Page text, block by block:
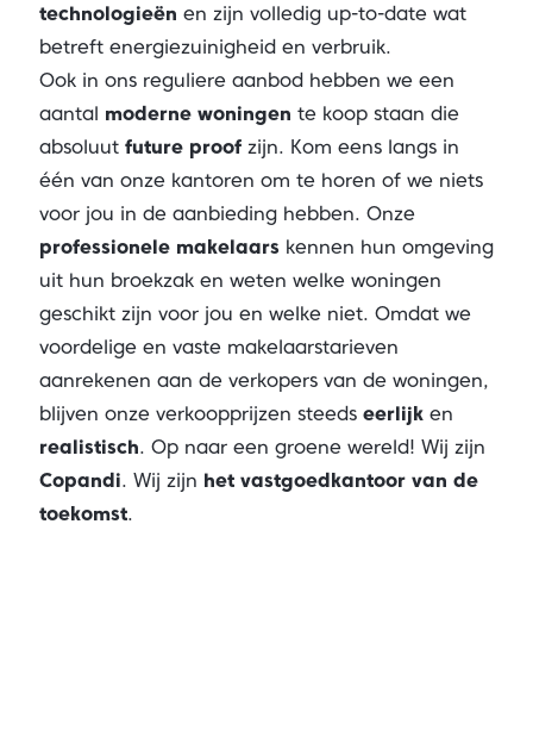
technologieën en zijn volledig up-to-date wat
betreft energiezuinigheid en verbruik.
Ook in ons reguliere aanbod hebben we een
aantal moderne woningen te koop staan die
absoluut future proofzijn. Kom eens langs in
één van onze kantoren om te horen of we niets
voor jou in de aanbieding hebben. Onze
professionele makelaarskennen hun omgeving
uit hun broekzak en weten welke woningen
geschikt zijn voor jou en welke niet. Omdat we
voordelige en vaste makelaarstarieven
aanrekenen aan de verkopers van de woningen,
blijven onze verkoopprijzen steeds eerlijken
realistisch. Op naar een groene wereld! Wij zijn
Copandi. Wij zijn het vastgoedkantoor van de
toekomst.